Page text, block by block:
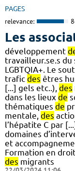
PAGES
relevance:
Les
développement
travailleur.se.s du
LGBTQIA+. Le
trafic des êtres
[...] gels etc..), des
dans les lieux de
thématiques de
mentale, des
l’hépatite C par
domaines
et
Formation en
des migrants